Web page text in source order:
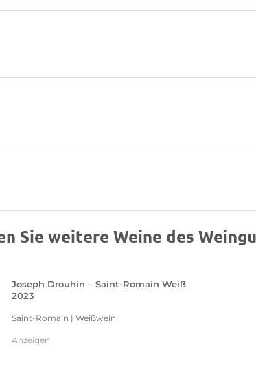
Sie weitere Weine des
Joseph Drouhin – Saint-Romain Weiß
2023
Saint-Romain | Weißwein
Anzeigen